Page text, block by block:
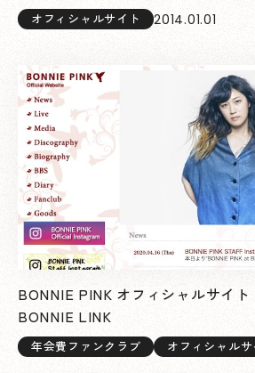
オフィシャルサイト 2014.01.01
BONNIE PINK オフィシャルサイ
BONNIE LINK
年会費ファンクラブ オフィシャルサ